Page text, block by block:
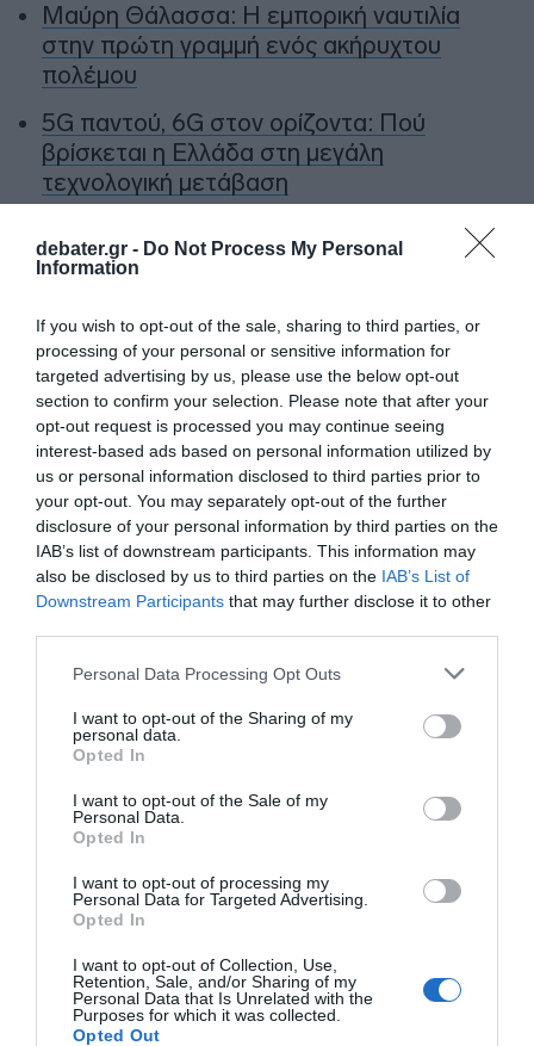
debater.gr - Do Not Process My Personal
Information
If you wish to opt-out of the sale, sharing to third parties, or
processing of your personal or sensitive information for
targeted advertising by us, please use the below opt-out
section to confirm your selection. Please note that after your
opt-out request is processed you may continue seeing
interest-based ads based on personal information utilized by
us or personal information disclosed to third parties prior to
your opt-out. You may separately opt-out of the further
disclosure of your personal information by third parties on the
IAB’s list of downstream participants. This information may
also be disclosed by us to third parties on the IAB’s List of
Downstream Participants that may further disclose it to other
Please note that this website/app uses one or more Google
not limited to your visit or usage behaviour. You may click to
grant or deny consent to Google and its third-party tags to
use your data for below specified purposes in below Google
consent section.
Personal Data Processing Opt Outs
I want to opt-out of the Sharing of my
personal data.
Opted In
I want to opt-out of the Sale of my
Personal Data.
Opted In
I want to opt-out of processing my
Personal Data for Targeted Advertising.
Opted In
I want to opt-out of Collection, Use,
Retention, Sale, and/or Sharing of my
Personal Data that Is Unrelated with the
Purposes for which it was collected.
Opted Out
Μαύρη Θάλασσα: Η εμπορική ναυτιλία
στην πρώτη γραμμή ενός ακήρυχτου
πολέμου
5G παντού, 6G στον ορίζοντα: Πού
βρίσκεται η Ελλάδα στη μεγάλη
τεχνολογική μετάβαση
ΕΦΚΑ και τη ΔΥΠΑ έως τις 14 Αυγούστου
Ακολούθησε το debater.gr στοGoogle News
και μάθετε πρώτοι όλες τις ειδήσεις
Share Tweet
BASKET LEAGUE ΒΑΓΓΕΛΗΣ ΛΙΟΛΙΟΣ ΕΟΚ
ΔΙΑΦΗΜΙΣΗ
ΣΧΟΛΙΑ